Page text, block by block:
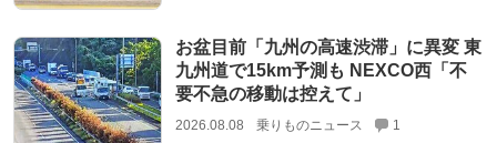
お盆目前「九州の高速渋滞」に異変 東
九州道で15km予測も NEXCO西「不
要不急の移動は控えて」
2026.08.08 乗りものニュース 1